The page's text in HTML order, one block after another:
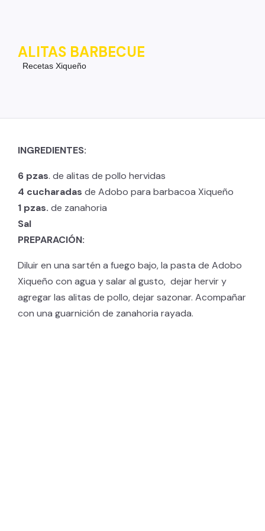
ALITAS BARBECUE
Recetas Xiqueño
INGREDIENTES:
6 pzas. de alitas de pollo hervidas
4 cucharadas de Adobo para barbacoa Xiqueño
1 pzas. de zanahoria
Sal
PREPARACIÓN:
Diluir en una sartén a fuego bajo, la pasta de Adobo
Xiqueño con agua y salar al gusto, dejar hervir y
agregar las alitas de pollo, dejar sazonar. Acompañar
con una guarnición de zanahoria rayada.